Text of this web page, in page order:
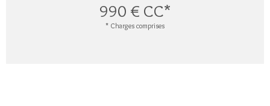
990 € CC*
* Charges comprises